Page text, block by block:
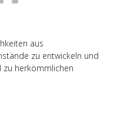
aus
zu entwickeln und
herkömmlichen